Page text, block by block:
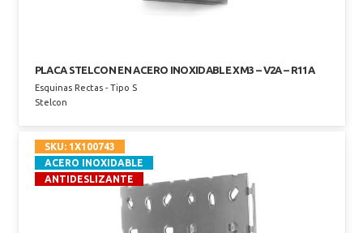
PLACA STELCON EN ACERO INOXIDABLE XM3 – V2A – R11A
Esquinas Rectas - Tipo S
Stelcon
SKU: 1X100743
ACERO INOXIDABLE
ANTIDESLIZANTE